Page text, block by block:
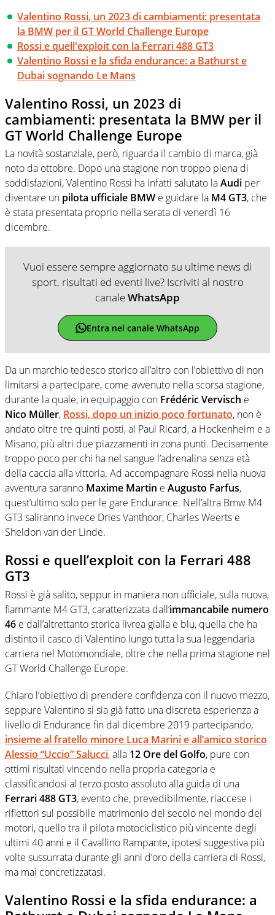
Valentino Rossi, un 2023 di cambiamenti: presentata
la BMW per il GT World Challenge Europe
Rossi e quell'exploit con la Ferrari 488 GT3
Valentino Rossi e la sfida endurance: a Bathurst e
Dubai sognando Le Mans
Valentino Rossi, un 2023 di
cambiamenti: presentata la BMW per il
GT World Challenge Europe
La novità sostanziale, però, riguarda il cambio di marca, già
noto da ottobre. Dopo una stagione non troppo piena di
soddisfazioni, Valentino Rossi ha infatti salutato laAudi per
diventare un pilota ufficiale BMW e guidare la M4 GT3, che
è stata presentata proprio nella serata di venerdì 16
dicembre.
Vuoi essere sempre aggiornato su ultime news di
sport, risultati ed eventi live? Iscriviti al nostro
canaleWhatsApp
Entra nel canale WhatsApp
Da un marchio tedesco storico all’altro con l’obiettivo di non
limitarsi a partecipare, come avvenuto nella scorsa stagione,
durante la quale, in equipaggio con Frédéric Vervisch e
Nico Müller, Rossi, dopo un inizio poco fortunato, non è
andato oltre tre quinti posti, al Paul Ricard, a Hockenheim e a
Misano, più altri due piazzamenti in zona punti. Decisamente
troppo poco per chi ha nel sangue l’adrenalina senza età
della caccia alla vittoria. Ad accompagnare Rossi nella nuova
avventura saranno Maxime Martin e Augusto Farfus,
quest’ultimo solo per le gare Endurance. Nell’altra Bmw M4
GT3 saliranno invece Dries Vanthoor, Charles Weerts e
Sheldon van der Linde.
Rossi e quell’exploit con la Ferrari 488
GT3
Rossi è già salito, seppur in maniera non ufficiale, sulla nuova,
fiammante M4 GT3, caratterizzata dall’immancabile numero
46 e dall’altrettanto storica livrea gialla e blu, quella che ha
distinto il casco di Valentino lungo tutta la sua leggendaria
carriera nel Motomondiale, oltre che nella prima stagione nel
GT World Challenge Europe.
Chiaro l’obiettivo di prendere confidenza con il nuovo mezzo,
seppure Valentino si sia già fatto una discreta esperienza a
livello di Endurance fin dal dicembre 2019 partecipando,
insieme al fratello minore Luca Marini e all’amico storico
Alessio “Uccio” Salucci, alla 12 Ore del Golfo, pure con
ottimi risultati vincendo nella propria categoria e
classificandosi al terzo posto assoluto alla guida di una
Ferrari 488 GT3, evento che, prevedibilmente, riaccese i
riflettori sul possibile matrimonio del secolo nel mondo dei
motori, quello tra il pilota motociclistico più vincente degli
ultimi 40 anni e il Cavallino Rampante, ipotesi suggestiva più
volte sussurrata durante gli anni d’oro della carriera di Rossi,
ma mai concretizzatasi.
Valentino Rossi e la sfida endurance: a